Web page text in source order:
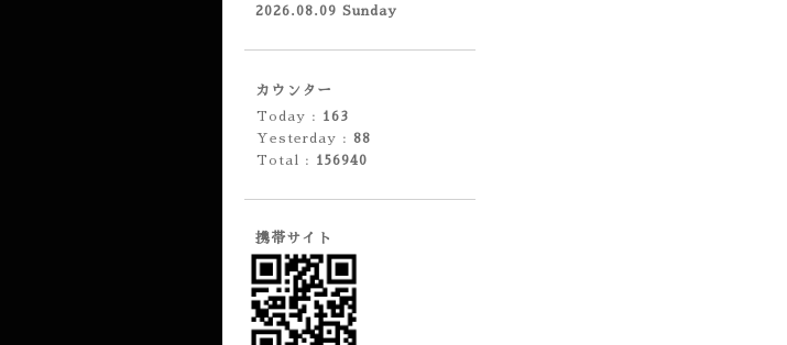
2026.08.09 Sunday
カウンター
Today : 163
Yesterday : 88
Total : 156940
携帯サイト